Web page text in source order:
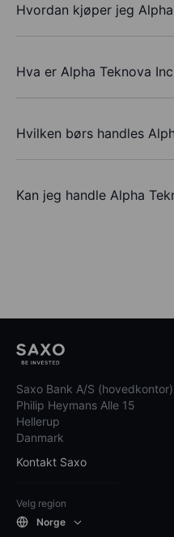
Hvordan kjøper jeg
Hva er Alpha Teknova
Hvilken børs handles
Kan jeg handle Alpha
Saxo Bank A/S (hovedkontor)
Philip Heymans Alle 15
Hellerup
Danmark
Kontakt Saxo
Velg region
Norge